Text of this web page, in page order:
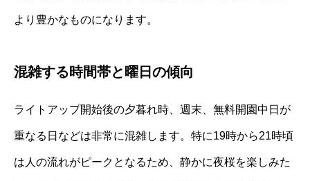
より豊かなものになります。
混雑する時間帯と曜日の傾向
ライトアップ開始後の夕暮れ時、週末、無料開園中日が
重なる日などは非常に混雑します。特に19時から21時頃
は人の流れがピークとなるため、静かに夜桜を楽しみた